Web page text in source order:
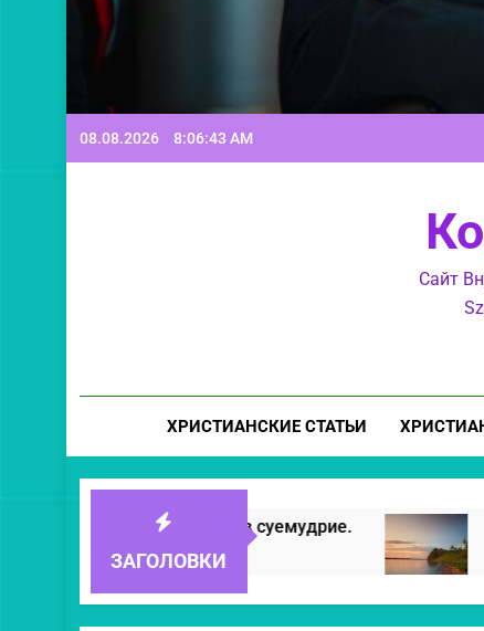
08.08.2026 8:06:45 AM
Сайт
ХРИСТИАНСКИЕ СТАТЬИ
ЗАГОЛОВКИ
в суемудрие. Свет Православия.
15 Часов Спустя